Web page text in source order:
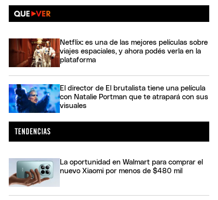
Netflix: es una de las mejores películas sobre
viajes espaciales, y ahora podés verla en la
plataforma
El director de El brutalista tiene una película
con Natalie Portman que te atrapará con sus
visuales
La oportunidad en Walmart para comprar el
nuevo Xiaomi por menos de $480 mil